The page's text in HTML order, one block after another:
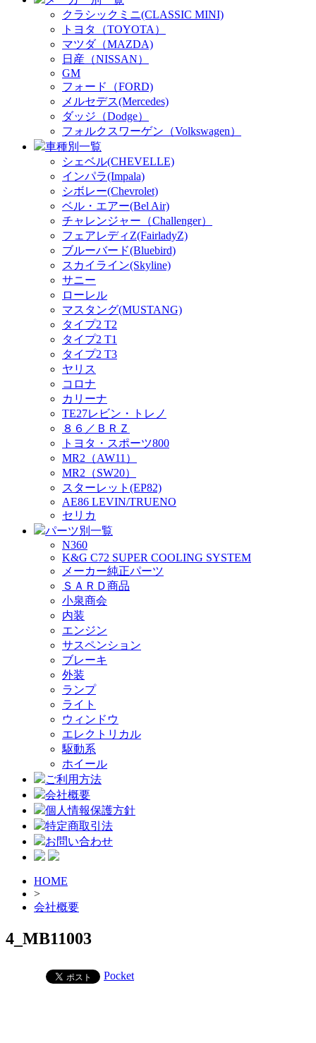
クラシックミニ(CLASSIC MINI)
トヨタ（TOYOTA）
マツダ（MAZDA)
日産（NISSAN）
GM
フォード（FORD)
メルセデス(Mercedes)
ダッジ（Dodge）
フォルクスワーゲン（Volkswagen）
車種別一覧
シェベル(CHEVELLE)
インパラ(Impala)
シボレー(Chevrolet)
ベル・エアー(Bel Air)
チャレンジャー（Challenger）
フェアレディZ(FairladyZ)
ブルーバード(Bluebird)
スカイライン(Skyline)
サニー
ローレル
マスタング(MUSTANG)
タイプ2 T2
タイプ2 T1
タイプ2 T3
ヤリス
コロナ
カリーナ
TE27レビン・トレノ
８６／ＢＲＺ
トヨタ・スポーツ800
MR2（AW11）
MR2（SW20）
スターレット(EP82)
AE86 LEVIN/TRUENO
セリカ
パーツ別一覧
N360
K&G C72 SUPER COOLING SYSTEM
メーカー純正パーツ
ＳＡＲＤ商品
小泉商会
内装
エンジン
サスペンション
ブレーキ
外装
ランプ
ライト
ウィンドウ
エレクトリカル
駆動系
ホイール
ご利用方法
会社概要
個人情報保護方針
特定商取引法
お問い合わせ
HOME
>
会社概要
4_MB11003
Pocket